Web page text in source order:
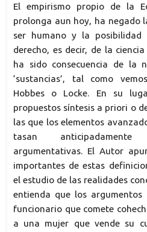
El empirismo propio de la
prolonga aun hoy, ha negado
ser humano y la
derecho, es decir, de la
ha sido consecuencia de la
‘sustancias’, tal como
Hobbes o Locke. En su
propuestos síntesis a priori o
las que los elementos
tasan
argumentativas. El Autor
importantes de estas
el estudio de las realidades
entienda que los
funcionario que comete
a una mujer que vende su